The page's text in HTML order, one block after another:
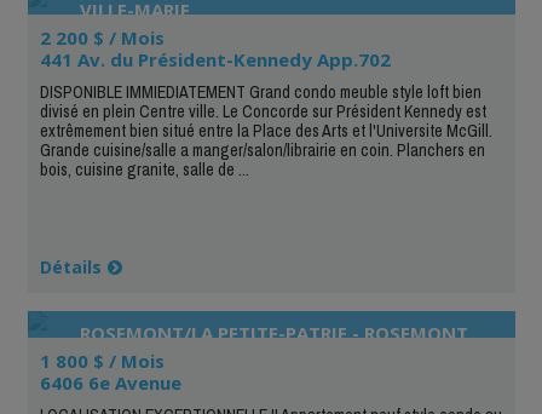
VILLE-MARIE
2 200 $ / Mois
441 Av. du Président-Kennedy App.702
DISPONIBLE IMMIEDIATEMENT Grand condo meuble style loft bien
divisé en plein Centre ville. Le Concorde sur Président Kennedy est
extrêmement bien situé entre la Place des Arts et l'Universite McGill.
Grande cuisine/salle a manger/salon/librairie en coin. Planchers en
bois, cuisine granite, salle de ...
Détails
ROSEMONT/LA PETITE-PATRIE - ROSEMONT
NORD
1 800 $ / Mois
6406 6e Avenue